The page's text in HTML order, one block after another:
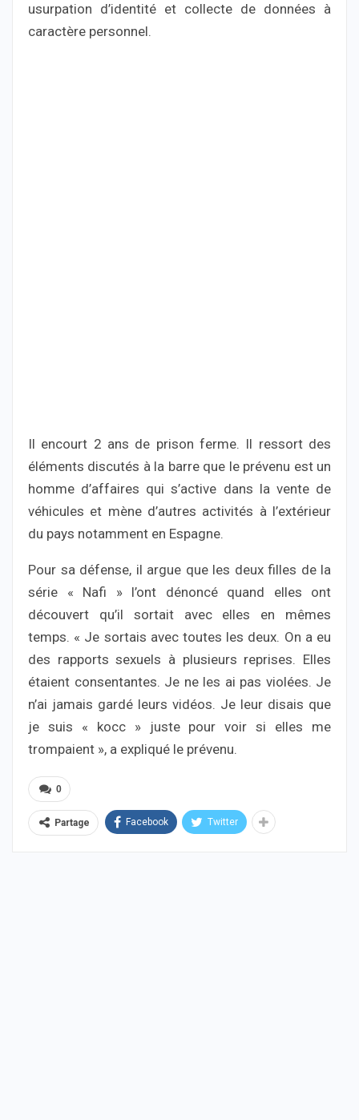
usurpation d’identité et collecte de données à
caractère personnel.
Il encourt 2 ans de prison ferme. Il ressort des
éléments discutés à la barre que le prévenu est un
homme d’affaires qui s’active dans la vente de
véhicules et mène d’autres activités à l’extérieur
du pays notamment en Espagne.
Pour sa défense, il argue que les deux filles de la
série « Nafi » l’ont dénoncé quand elles ont
découvert qu’il sortait avec elles en mêmes
temps. « Je sortais avec toutes les deux. On a eu
des rapports sexuels à plusieurs reprises. Elles
étaient consentantes. Je ne les ai pas violées. Je
n’ai jamais gardé leurs vidéos. Je leur disais que
je suis « kocc » juste pour voir si elles me
trompaient », a expliqué le prévenu.
0
Partage Facebook Twitter